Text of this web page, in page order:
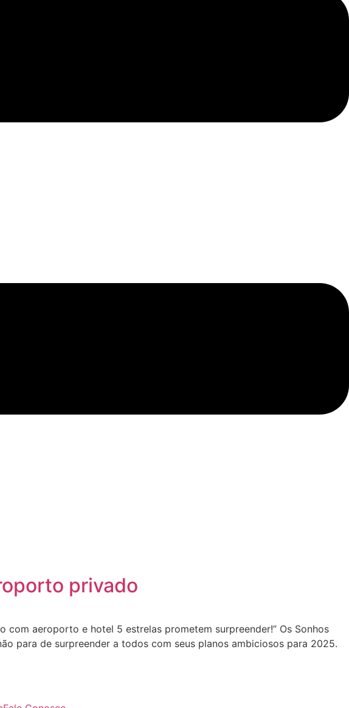
privado
com aeroporto e hotel 5 estrelas prometem surpreender!” Os Sonhos
para de surpreender a todos com seus planos ambiciosos para 2025.